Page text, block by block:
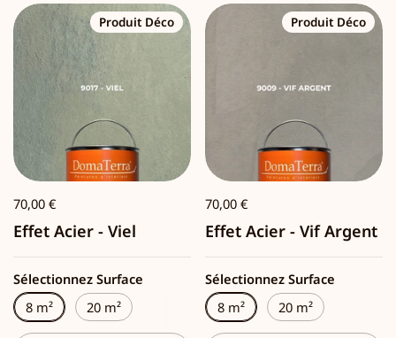
70,00 €
Effet Acier - Viel
Sélectionnez Surface
8 m²
20 m²
Produit Déco
70,00 €
Effet Acier - Vif Argent
Sélectionnez Surface
8 m²
20 m²
Produit Déco